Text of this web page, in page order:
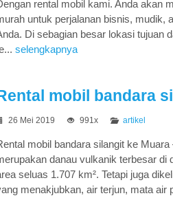
rental mobil kami. Anda akan
untuk perjalanan bisnis, mudik,
Di sebagian besar lokasi tujuan
selengkapnya
mobil bandara
26 Mei 2019 991x artikel
mobil bandara silangit ke
danau vulkanik terbesar di
seluas 1.707 km². Tetapi juga
menakjubkan, air terjun, mata air